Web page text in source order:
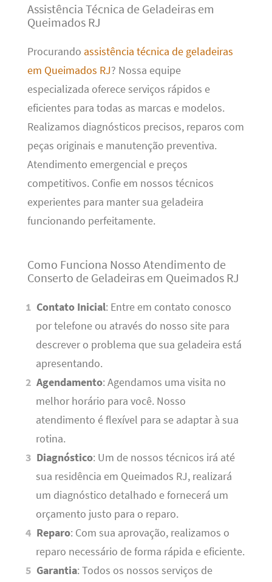
Assistência Técnica de Geladeiras em
Queimados RJ
Procurando assistência técnica de geladeiras
em Queimados RJ? Nossa equipe
especializada oferece serviços rápidos e
eficientes para todas as marcas e modelos.
Realizamos diagnósticos precisos, reparos com
peças originais e manutenção preventiva.
Atendimento emergencial e preços
competitivos. Confie em nossos técnicos
experientes para manter sua geladeira
funcionando perfeitamente.
Como Funciona Nosso Atendimento de
Conserto de Geladeiras em Queimados RJ
Contato Inicial: Entre em contato conosco
por telefone ou através do nosso site para
descrever o problema que sua geladeira está
apresentando.
Agendamento: Agendamos uma visita no
melhor horário para você. Nosso
atendimento é flexível para se adaptar à sua
rotina.
Diagnóstico: Um de nossos técnicos irá até
sua residência em Queimados RJ, realizará
um diagnóstico detalhado e fornecerá um
orçamento justo para o reparo.
Reparo: Com sua aprovação, realizamos o
reparo necessário de forma rápida e eficiente.
Garantia: Todos os nossos serviços de